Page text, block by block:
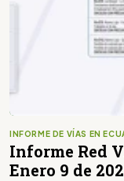
INFORME DE VÍAS EN
Informe Red
Enero 9 de